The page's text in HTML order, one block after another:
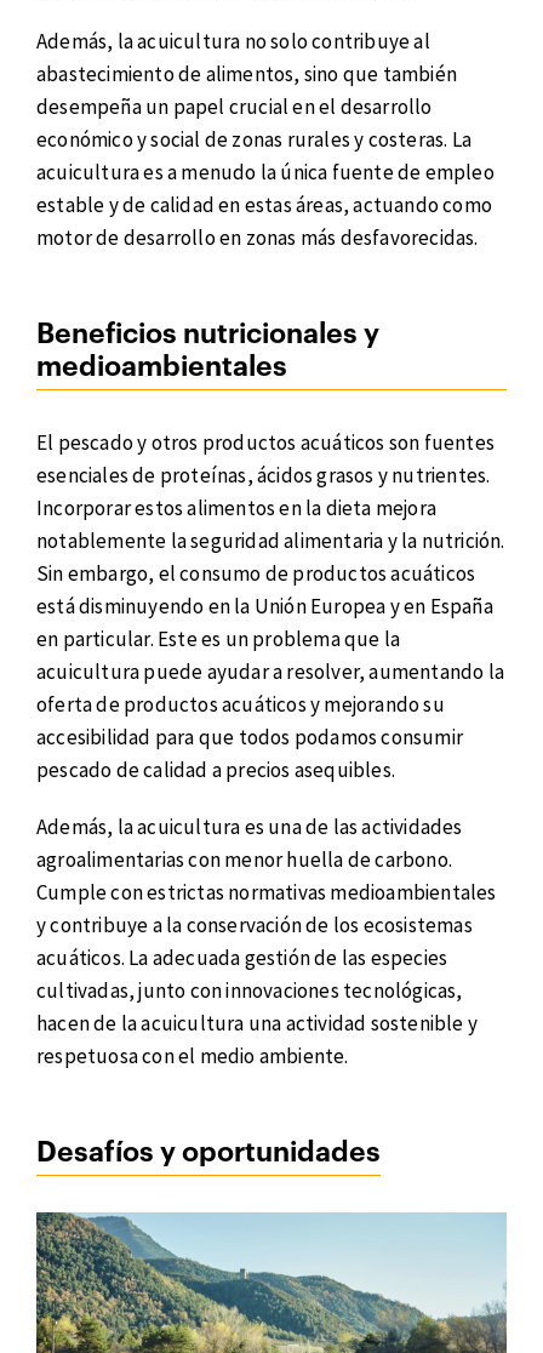
Además, la acuicultura no solo contribuye al
abastecimiento de alimentos, sino que también
desempeña un papel crucial en el desarrollo
económico y social de zonas rurales y costeras. La
acuicultura es a menudo la única fuente de empleo
estable y de calidad en estas áreas, actuando como
motor de desarrollo en zonas más desfavorecidas.
Beneficios nutricionales y
medioambientales
El pescado y otros productos acuáticos son fuentes
esenciales de proteínas, ácidos grasos y nutrientes.
Incorporar estos alimentos en la dieta mejora
notablemente la seguridad alimentaria y la nutrición.
Sin embargo, el consumo de productos acuáticos
está disminuyendo en la Unión Europea y en España
en particular. Este es un problema que la
acuicultura puede ayudar a resolver, aumentando la
oferta de productos acuáticos y mejorando su
accesibilidad para que todos podamos consumir
pescado de calidad a precios asequibles.
Además, la acuicultura es una de las actividades
agroalimentarias con menor huella de carbono.
Cumple con estrictas normativas medioambientales
y contribuye a la conservación de los ecosistemas
acuáticos. La adecuada gestión de las especies
cultivadas, junto con innovaciones tecnológicas,
hacen de la acuicultura una actividad sostenible y
respetuosa con el medio ambiente.
Desafíos y oportunidades